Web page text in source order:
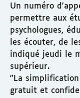
Un numéro
permettre aux
psychologues,
les écouter, de
indiqué jeudi le
supérieur.
"La
gratuit et